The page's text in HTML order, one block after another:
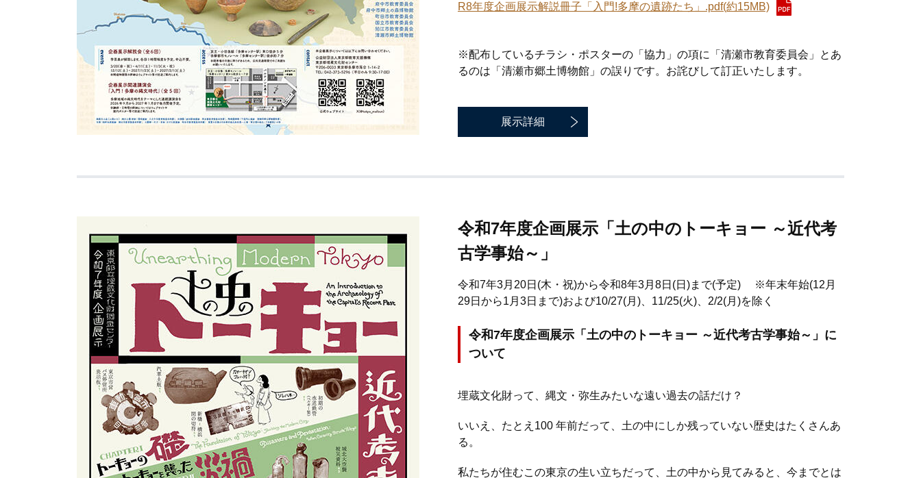
R8年度企画展示解説冊子「入門!多摩の遺跡たち」.pdf(約15MB)
※配布しているチラシ・ポスターの「協力」の項に「清瀬市教育委員会」とあ
るのは「清瀬市郷土博物館」の誤りです。お詫びして訂正いたします。
展示詳細
令和7年度企画展示「土の中のトーキョー ～近代考
古学事始～」
令和7年3月20日(木・祝)から令和8年3月8日(日)まで(予定) ※年末年始(12月
29日から1月3日まで)および10/27(月)、11/25(火)、2/2(月)を除く
令和7年度企画展示「土の中のトーキョー ～近代考古学事始～」に
ついて
埋蔵文化財って、縄文・弥生みたいな遠い過去の話だけ？
いいえ、たとえ100 年前だって、土の中にしか残っていない歴史はたくさんあ
る。
私たちが住むこの東京の生い立ちだって、土の中から見てみると、今までとは